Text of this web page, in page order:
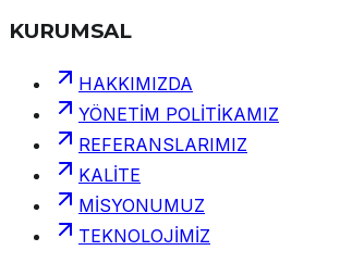
KURUMSAL
HAKKIMIZDA
YÖNETİM POLİTİKAMIZ
REFERANSLARIMIZ
KALİTE
MİSYONUMUZ
TEKNOLOJİMİZ